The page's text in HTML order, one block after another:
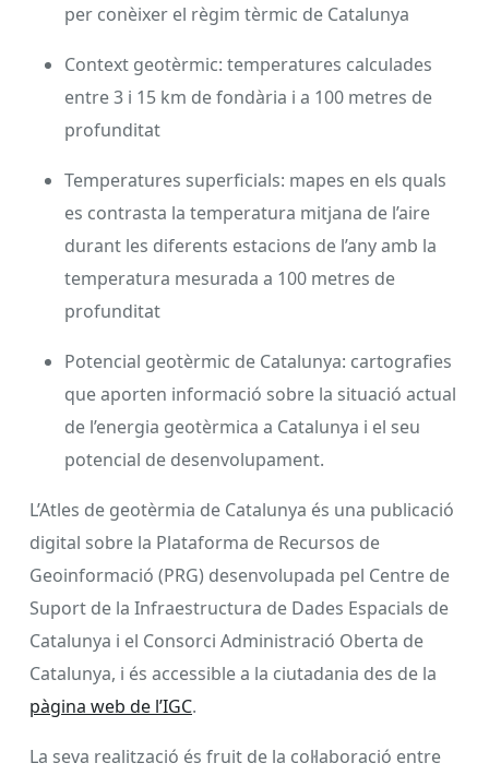
per conèixer el règim tèrmic de Catalunya
Context geotèrmic: temperatures calculades
entre 3 i 15 km de fondària i a 100 metres de
profunditat
Temperatures superficials: mapes en els quals
es contrasta la temperatura mitjana de l’aire
durant les diferents estacions de l’any amb la
temperatura mesurada a 100 metres de
profunditat
Potencial geotèrmic de Catalunya: cartografies
que aporten informació sobre la situació actual
de l’energia geotèrmica a Catalunya i el seu
potencial de desenvolupament.
L’Atles de geotèrmia de Catalunya és una publicació
digital sobre la Plataforma de Recursos de
Geoinformació (PRG) desenvolupada pel Centre de
Suport de la Infraestructura de Dades Espacials de
Catalunya i el Consorci Administració Oberta de
Catalunya, i és accessible a la ciutadania des de la
pàgina web de l’IGC.
La seva realització és fruit de la col·laboració entre